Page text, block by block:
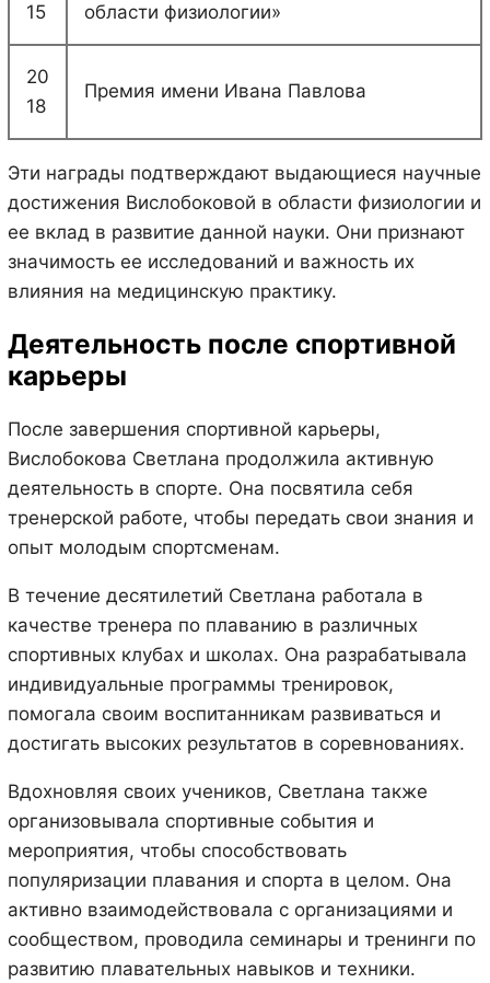
15
области физиологии»
20
18
Премия имени Ивана Павлова
Эти награды подтверждают выдающиеся научные
достижения Вислобоковой в области физиологии и
ее вклад в развитие данной науки. Они признают
значимость ее исследований и важность их
влияния на медицинскую практику.
Деятельность после спортивной
карьеры
После завершения спортивной карьеры,
Вислобокова Светлана продолжила активную
деятельность в спорте. Она посвятила себя
тренерской работе, чтобы передать свои знания и
опыт молодым спортсменам.
В течение десятилетий Светлана работала в
качестве тренера по плаванию в различных
спортивных клубах и школах. Она разрабатывала
индивидуальные программы тренировок,
помогала своим воспитанникам развиваться и
достигать высоких результатов в соревнованиях.
Вдохновляя своих учеников, Светлана также
организовывала спортивные события и
мероприятия, чтобы способствовать
популяризации плавания и спорта в целом. Она
активно взаимодействовала с организациями и
сообществом, проводила семинары и тренинги по
развитию плавательных навыков и техники.